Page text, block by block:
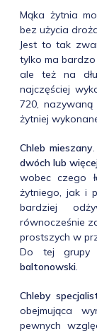
Mąka żytnia
bez użycia
Jest to tak
tylko ma
ale też na
najczęściej
720,
żytniej
Chleb mieszany
dwóch lub
wobec czego
żytniego, jak i
bardziej
równocześnie
prostszych w
Do tej grupy
baltonowski.
Chleby
obejmująca
pewnych